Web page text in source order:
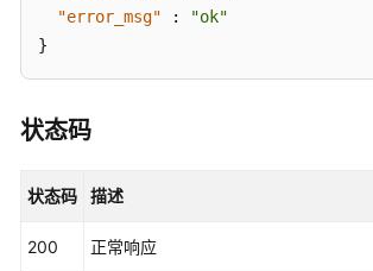
-
例
"error_msg"
:
"ok"
}
状态码
状态码 描述
200 正常响应